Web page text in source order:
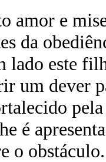
amor e
da
lado este
um dever
é
o obstáculo.